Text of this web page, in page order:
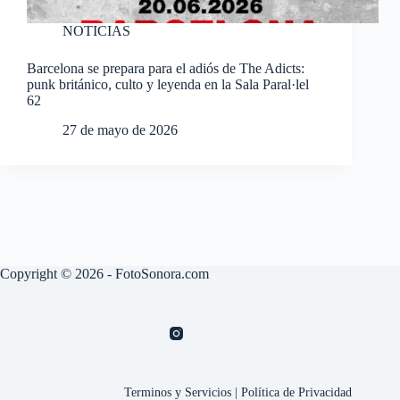
NOTICIAS
Barcelona se prepara para el adiós de The Adicts:
punk británico, culto y leyenda en la Sala Paral·lel
62
27 de mayo de 2026
Copyright © 2026 - FotoSonora.com
Terminos y Servicios |Política de Privacidad